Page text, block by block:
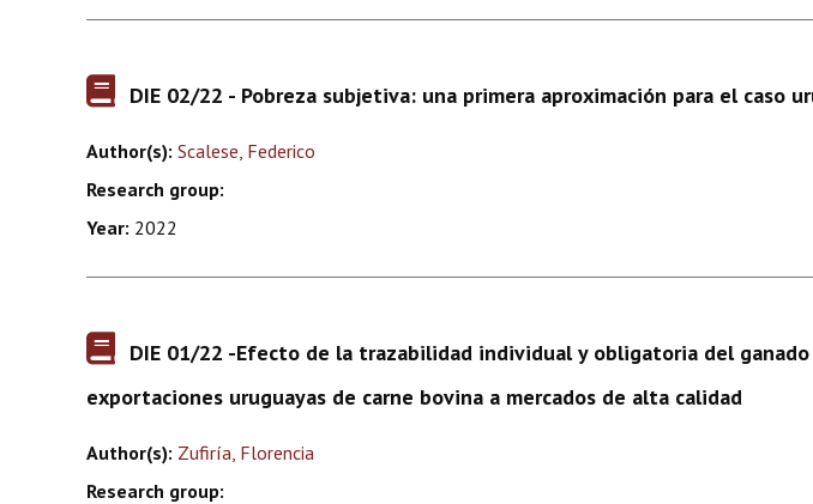
DIE 02/22 - Pobreza subjetiva: una primera aproximación para el caso
Author(s): Scalese, Federico
Research group:
Year: 2022
DIE 01/22 -Efecto de la trazabilidad individual y obligatoria del
exportaciones uruguayas de carne bovina a mercados de alta calidad
Author(s): Zufiría, Florencia
Research group: